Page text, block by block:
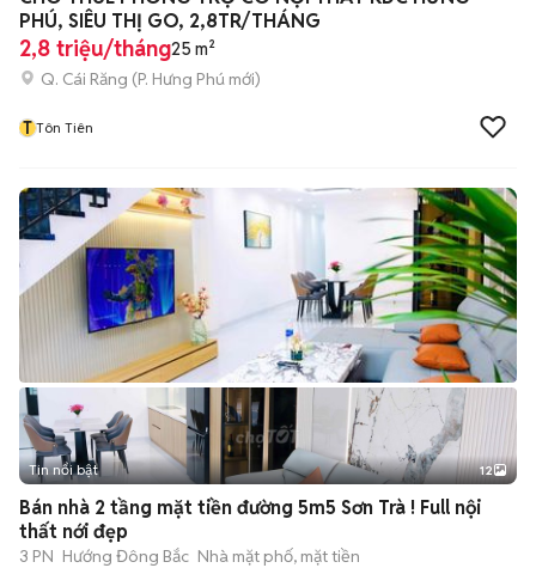
PHÚ, SIÊU THỊ GO, 2,8TR/THÁNG
2,8 triệu/tháng25 m²
Q. Cái Răng (P. Hưng Phú mới)
T Tôn Tiên
+2
Tin nổi bật 12
Bán nhà 2 tầng mặt tiền đường 5m5 Sơn Trà ! Full nội
thất nới đẹp
3 PN Hướng Đông Bắc Nhà mặt phố, mặt tiền